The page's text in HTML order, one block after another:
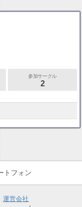
参加サークル
2
トフォン
運営会社